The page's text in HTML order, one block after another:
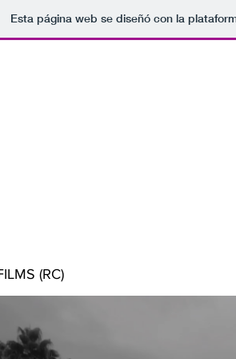
Esta página web se diseñó con la
(RC)